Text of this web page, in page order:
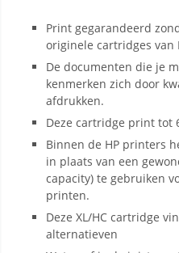
Print gegarandeerd
originele cartridges van
De documenten die je
kenmerken zich door
afdrukken.
Deze cartridge print tot
Binnen de HP printers
in plaats van een
capacity) te gebruiken
printen.
Deze XL/HC cartridge
alternatieven